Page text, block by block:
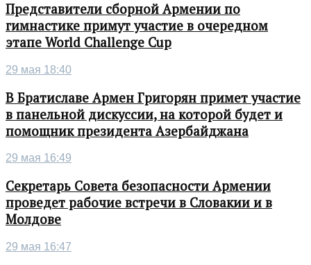
Представители сборной Армении по
гимнастике примут участие в очередном
этапе World Challenge Cup
29 мая 18:40
В Братиславе Армен Григорян примет участие
в панельной дискуссии, на которой будет и
помощник президента Азербайджана
29 мая 16:49
Секретарь Совета безопасности Армении
проведет рабочие встречи в Словакии и в
Молдове
29 мая 16:47